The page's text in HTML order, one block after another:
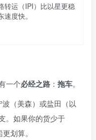
转运（IPI）比以星更稳
度快。
一个必经之路 ： 拖车。
（美森）或盐田（以
。如果你的货少于
划算。